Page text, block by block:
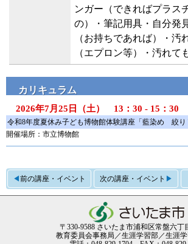
ンガー（できればプラス
の）・筆記用具・自分発
（お持ちであれば）・汚
（エプロン等）・汚れて
カリキュラム
2026年7月25日（土） 13：30 - 15：30
令和8年度夏休み子ども博物館体験講座「藍染め 絞り
開催場所：市立博物館
◀ 前の講座・イベント 次の講座・イベント ▶
〒330-9588 さいたま市浦和区常盤六丁
教育委員会事務局／生涯学習部／生涯